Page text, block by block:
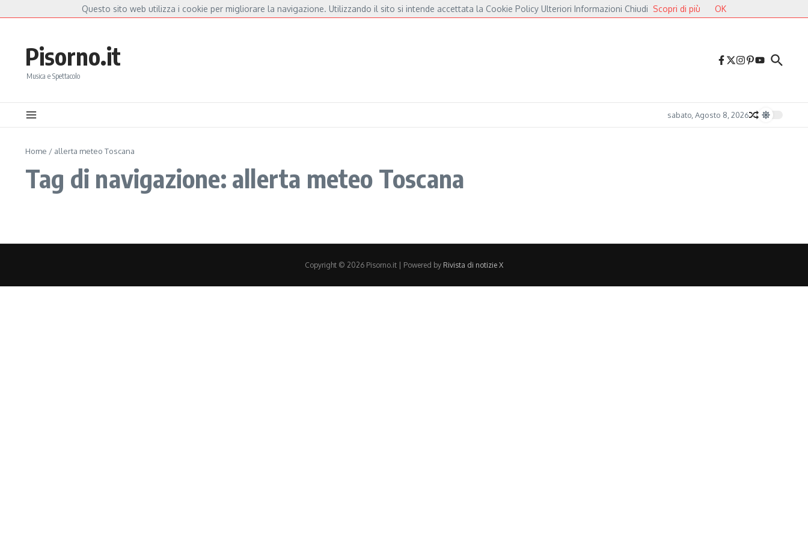
Fiorella Mannoia, a Capannori nasce “Anime Salve”: la data zero è un atto d’amore per De André e Fossati Fulminacci a Pisa, una serata “indispensabile” in Piazza dei Cavalieri Druga Godba 2026, il gran finale: dalla poesia del folk alle
Pisorno.it
Musica e Spettacolo
sabato, Agosto 8, 2026
Home / allerta meteo Toscana
Tag di navigazione: allerta meteo Toscana
Copyright © 2026 Pisorno.it | Powered by Rivista di notizie X
Questo sito web utilizza i cookie per migliorare la navigazione. Utilizzando il sito si intende accettata la Cookie Policy Ulteriori Informazioni Chiudi Scopri di più OK